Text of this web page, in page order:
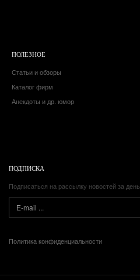
ПОЛЕЗНОЕ
Статьи и обзоры
Каталог фирм
Анекдоты и др. юмор
ПОДПИСКА
Подписаться на рассылку новостей за день
Политика конфиденциальности